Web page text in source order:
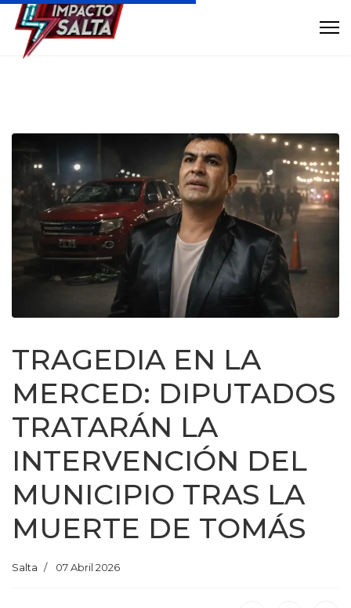
TRAGEDIA EN LA
MERCED: DIPUTADOS
TRATARÁN LA
INTERVENCIÓN DEL
MUNICIPIO TRAS LA
MUERTE DE TOMÁS
Salta 07 Abril 2026